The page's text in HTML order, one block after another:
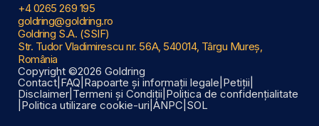
+4 0265 269 195
goldring@goldring.ro
Goldring S.A. (SSIF)
Str. Tudor Vladimirescu nr. 56A, 540014, Târgu Mureș,
România
Copyright ©2026 Goldring
Contact FAQ Rapoarte și informații legale Petiții
Disclaimer Termeni și Condiții Politica de confidențialitate
Politica utilizare cookie-uri ANPC SOL